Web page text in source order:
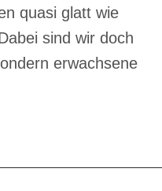
quasi glatt wie
sind wir doch
erwachsene